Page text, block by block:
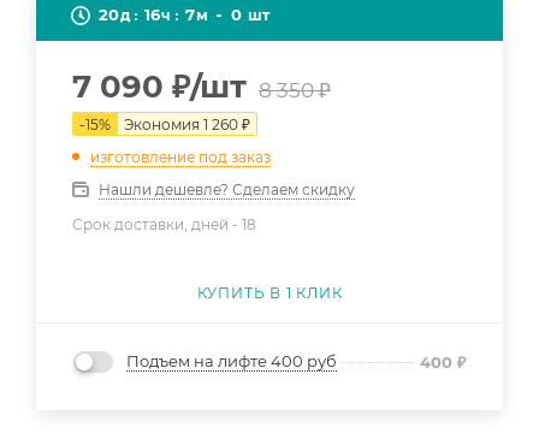
20д 16ч 7м 0 шт
7 090 ₽/шт 8 350₽
-15% Экономия 1 260 ₽
изготовление под заказ
Нашли дешевле? Сделаем скидку
Срок доставки, дней - 18
КУПИТЬ В 1 КЛИК
Подъем на лифте 400 руб 400 ₽